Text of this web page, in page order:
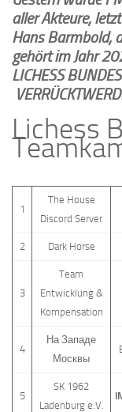
aller Akteure,
Hans Barmbold,
gehört im Jahr
LICHESS
Lichess
1
The House
Discord Server
2 Dark Horse
3
Team
Entwicklung &
Kompensation
4
На Западе
Москвы
5
SK 1962
Ladenburg e.V.